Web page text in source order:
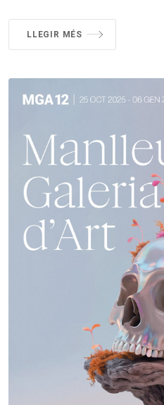
LLEGIR MÉS